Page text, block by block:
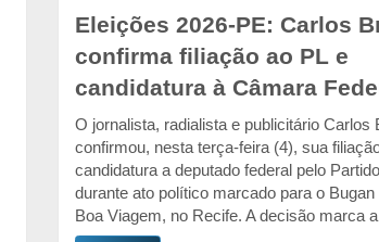
Eleições 2026-PE: Carlos
confirma filiação ao PL e
candidatura à Câmara
O jornalista, radialista e publicitário Carlos
confirmou, nesta terça-feira (4), sua
candidatura a deputado federal pelo
durante ato político marcado para o Bugan
Boa Viagem, no Recife. A decisão marca